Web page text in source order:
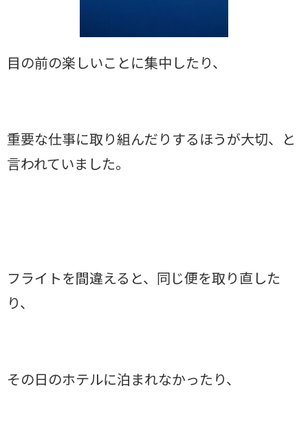
目の前の楽しいことに集中したり、
重要な仕事に取り組んだりするほうが大切、と
言われていました。
フライトを間違えると、同じ便を取り直した
り、
その日のホテルに泊まれなかったり、